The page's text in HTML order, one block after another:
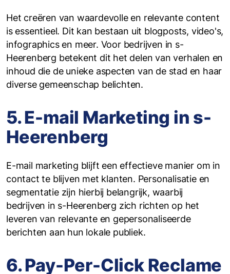
Het creëren van waardevolle en relevante content
is essentieel. Dit kan bestaan uit blogposts, video's,
infographics en meer. Voor bedrijven in s-
Heerenberg betekent dit het delen van verhalen en
inhoud die de unieke aspecten van de stad en haar
diverse gemeenschap belichten.
5. E-mail Marketing in s-
Heerenberg
E-mail marketing blijft een effectieve manier om in
contact te blijven met klanten. Personalisatie en
segmentatie zijn hierbij belangrijk, waarbij
bedrijven in s-Heerenberg zich richten op het
leveren van relevante en gepersonaliseerde
berichten aan hun lokale publiek.
6. Pay-Per-Click Reclame